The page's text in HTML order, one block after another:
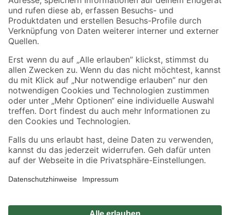
Zahlungsarten Versandarten
Sicher einkaufen
Jetzt die toom-App herunterladen
Alle Preisangaben in EUR inkl. gesetzl. MwSt.. Die dargestellten Angebote sind unter
Umständen nicht in allen Märkten verfügbar. Die angegebenen Verfügbarkeiten beziehen
Produkte nur solange der Vorrat reicht.
*Paketversand ab 59 € versandkostenfrei, gilt nicht für Artikel mit Speditionsversand, hier
Privatsphäre Impressum